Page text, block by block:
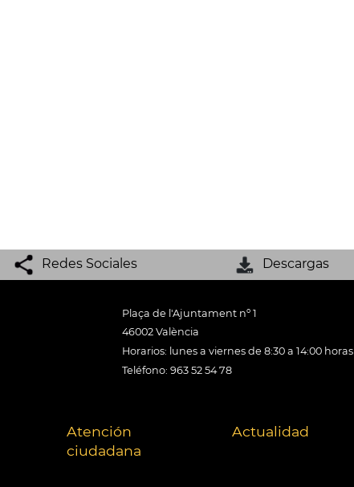
Redes Sociales Descargas
Plaça de l'Ajuntament nº 1
46002 València
Horarios: lunes a viernes de 8:30 a 14:00 horas
Teléfono: 963 52 54 78
Atención
ciudadana
Actualidad